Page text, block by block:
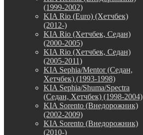
(1999-2002)
KIA Rio (Euro) (Хетчбек)
(2012-)
KIA Rio (Хетчбек, Седан)
(2000-2005)
KIA Rio (Хетчбек, Седан)
(2005-2011)
KIA Sephia/Mentor (Седан,
Хетчбек) (1993-1998)
KIA Sephia/Shuma/Spectra
(Седан, Хетчбек) (1998-2004)
KIA Sorento (Внедорожник)
(2002-2009)
KIA Sorento (Внедорожник)
(2010-)